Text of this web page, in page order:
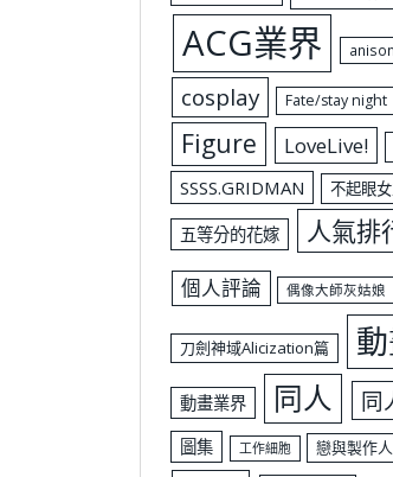
ACG業界
cosplay Fate/stay night
Figure LoveLive!
SSSS.GRIDMAN 不起眼
五等分的花嫁 人氣排
個人評論 偶像大師灰姑娘
刀劍神域Alicization篇
動畫業界 同人 同
圖集 工作細胞 戀與製作人